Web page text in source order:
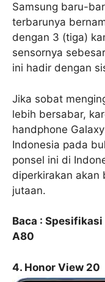
Samsung baru-
terbarunya
dengan 3 (tiga)
sensornya
ini hadir dengan
Jika sobat
lebih bersabar,
handphone
Indonesia pada
ponsel ini di
diperkirakan akan
jutaan.
Baca :
A80
4. Honor View 20